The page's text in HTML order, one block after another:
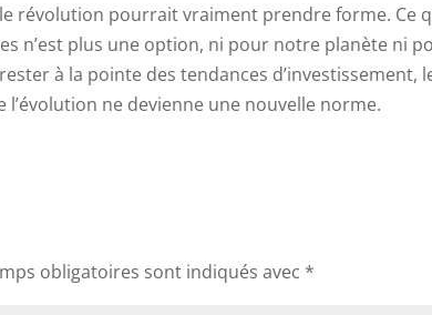
révolution pourrait vraiment prendre forme. Ce
n’est plus une option, ni pour notre planète ni
à la pointe des tendances d’investissement,
ne devienne une nouvelle norme.
obligatoires sont indiqués avec *